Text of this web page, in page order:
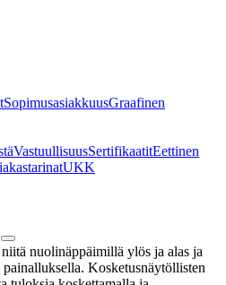
SopimusasiakkuusGraafinen
VastuullisuusSertifikaatitEettinen
UKK
nuolinäppäimillä ylös ja alas ja
Kosketusnäytöllisten